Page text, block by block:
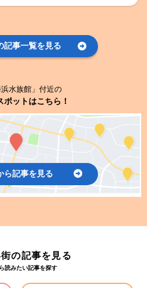
記事一覧を見る
浜水族館」付近の
ポットはこちら！
ら記事を見る
の記事を見る
読みたい記事を探す